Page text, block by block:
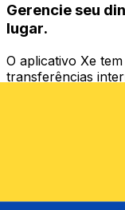
Gerencie seu
lugar.
O aplicativo Xe
transferências